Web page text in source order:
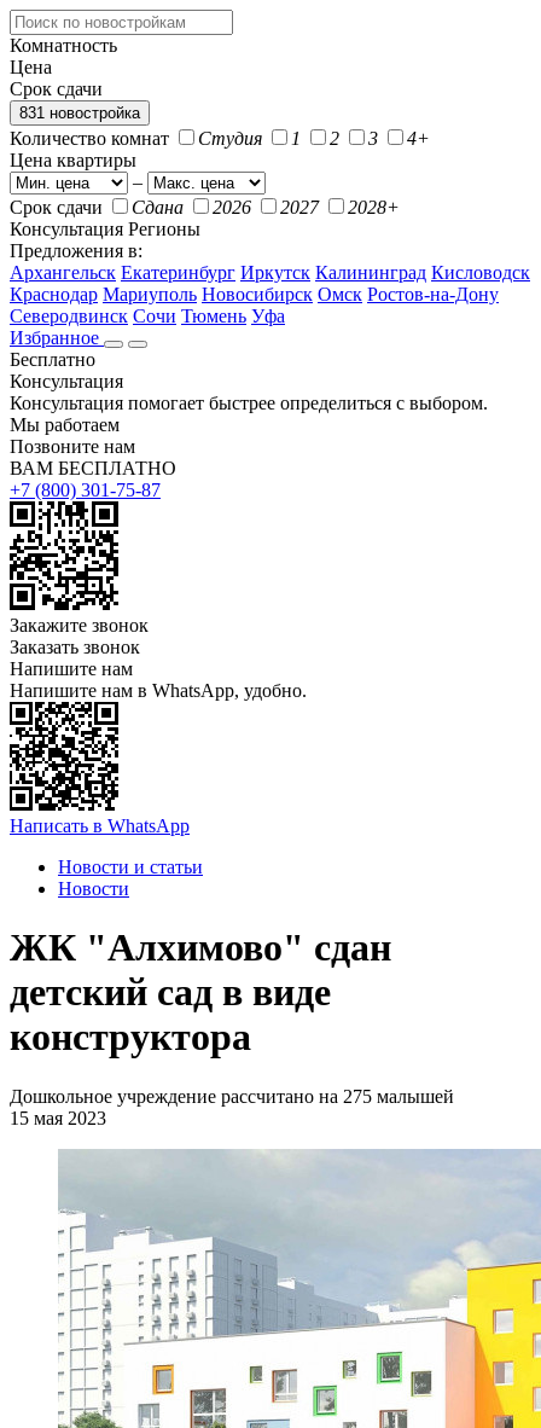
Комнатность
Цена
Срок сдачи
831 новостройка
Количество комнат Студия 1 2 3
4+
Цена квартиры
–
Срок сдачи
Сдана 2026 2027
2028+
Консультация Регионы
Предложения в:
Архангельск Екатеринбург Иркутск Калининград Кисловодск
Краснодар Мариуполь Новосибирск Омск Ростов-на-Дону
Северодвинск Сочи Тюмень Уфа
Избранное
Бесплатно
Консультация
Консультация помогает быстрее определиться с выбором.
Мы работаем
Позвоните нам
ВАМ БЕСПЛАТНО
+7 (800) 301-75-87
Закажите звонок
Заказать звонок
Напишите нам
Напишите нам в WhatsApp, удобно.
Написать в WhatsApp
Новости и статьи
Новости
ЖК "Алхимово" сдан
детский сад в виде
конструктора
Дошкольное учреждение рассчитано на 275 малышей
15 мая 2023